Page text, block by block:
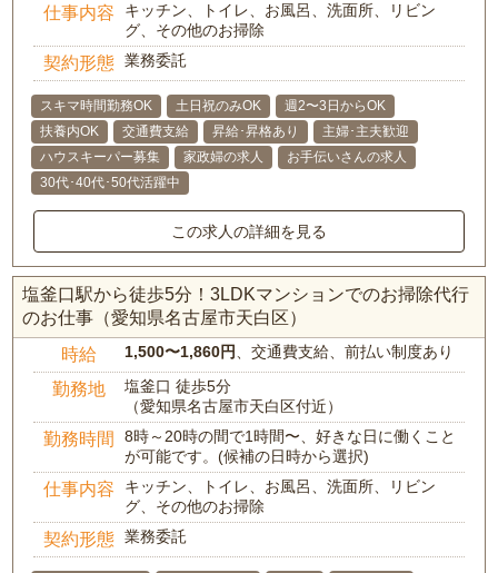
仕事内容
キッチン、トイレ、お風呂、洗面所、リビン
グ、その他のお掃除
契約形態 業務委託
スキマ時間勤務OK 土日祝のみOK
週2〜3日からOK
扶養内OK
交通費支給 昇給･昇格あり
主婦･主夫歓迎
ハウスキーパー募集
家政婦の求人
お手伝いさんの求人
30代･40代･50代活躍中
この求人の詳細を見る
塩釜口駅から徒歩5分！3LDKマンションでのお掃除代行
のお仕事（愛知県名古屋市天白区）
時給 1,500〜1,860円 、交通費支給、前払い制度あり
勤務地
塩釜口 徒歩5分
（愛知県名古屋市天白区付近）
勤務時間
8時～20時の間で1時間〜、好きな日に働くこと
が可能です。(候補の日時から選択)
仕事内容
キッチン、トイレ、お風呂、洗面所、リビン
グ、その他のお掃除
契約形態 業務委託